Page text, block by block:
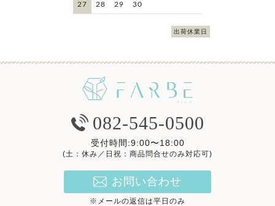
27 28 29 30
出荷休業日
082-545-0500
受付時間:9:00〜18:00
(土：休み／日祝：商品問合せのみ対応可)
お問い合わせ
※メールの返信は平日のみ